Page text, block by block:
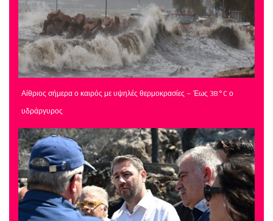
Αίθριος σήμερα ο καιρός με υψηλές θερμοκρασίες – Έως 38°C ο
υδράργυρος